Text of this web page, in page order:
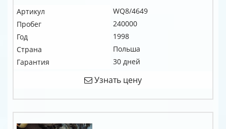
Артикул
WQ8/4649
Пробег
240000
Год
1998
Страна
Польша
Гарантия
30 дней
Узнать цену